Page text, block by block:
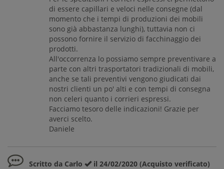
di essere capillari e veloci nelle consegne (dal
momento che i tempi di produzioni dei mobili
sono già abbastanza lunghi), tuttavia non ci
possono fornire il servizio di facchinaggio dei
prodotti.
All'occorrenza lo possiamo sempre preventivare a
parte con altri trasportatori tradizionali di mobili,
anche se tali preventivi vengono giudicati dai
nostri clienti un po' alti e con tempi di consegna
non celeri quanto i corrieri espressi.
Facciamo tesoro delle indicazioni! Grazie per
averci scelto.
Daniele
Scritto da Carlo
il 24/02/2020 (Acquisto verificato)